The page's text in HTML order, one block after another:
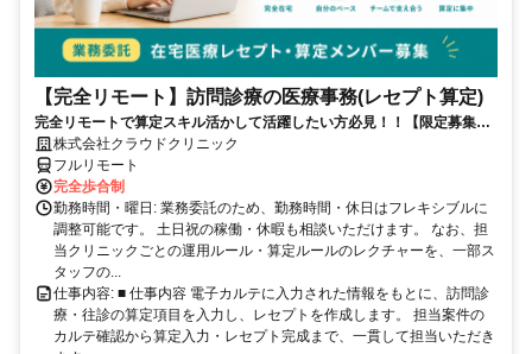
【完全リモート】訪問診療の医療事務(レセプト算定)
完全リモートで算定スキル活かして活躍したい方必見！！【限定募集】
完全リモート｜在宅医療レセプト算定（成果報酬型／業務委託）
株式会社クラウドクリニック
フルリモート
完全歩合制
勤務時間・曜日: 業務委託のため、勤務時間・休日はフレキシブルに
調整可能です。 土日祝の稼働・休暇も相談いただけます。 なお、担
当クリニックごとの運用ルール・算定ルールのレクチャーを、一部ス
タッフの...
仕事内容: ■ 仕事内容 電子カルテに入力された情報をもとに、訪問診
療・往診の算定項目を入力し、レセプトを作成します。 担当案件の
カルテ確認から算定入力・レセプト完成まで、一貫して担当いただき